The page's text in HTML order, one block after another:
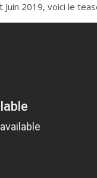
Juin 2019, voici le